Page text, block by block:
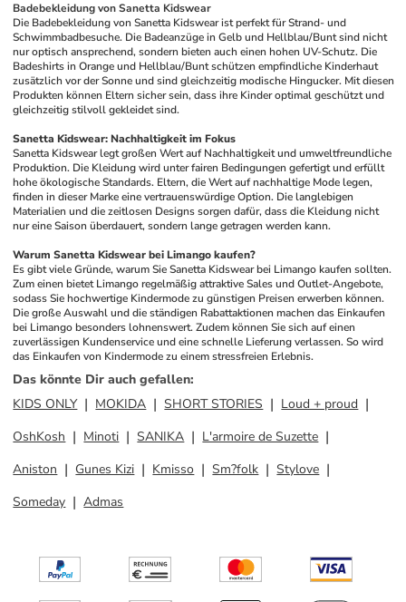
Badebekleidung von Sanetta Kidswear
Die Badebekleidung von Sanetta Kidswear ist perfekt für Strand- und
Schwimmbadbesuche. Die Badeanzüge in Gelb und Hellblau/Bunt sind nicht
nur optisch ansprechend, sondern bieten auch einen hohen UV-Schutz. Die
Badeshirts in Orange und Hellblau/Bunt schützen empfindliche Kinderhaut
zusätzlich vor der Sonne und sind gleichzeitig modische Hingucker. Mit diesen
Produkten können Eltern sicher sein, dass ihre Kinder optimal geschützt und
gleichzeitig stilvoll gekleidet sind.
Sanetta Kidswear: Nachhaltigkeit im Fokus
Sanetta Kidswear legt großen Wert auf Nachhaltigkeit und umweltfreundliche
Produktion. Die Kleidung wird unter fairen Bedingungen gefertigt und erfüllt
hohe ökologische Standards. Eltern, die Wert auf nachhaltige Mode legen,
finden in dieser Marke eine vertrauenswürdige Option. Die langlebigen
Materialien und die zeitlosen Designs sorgen dafür, dass die Kleidung nicht
nur eine Saison überdauert, sondern lange getragen werden kann.
Warum Sanetta Kidswear bei Limango kaufen?
Es gibt viele Gründe, warum Sie Sanetta Kidswear bei Limango kaufen sollten.
Zum einen bietet Limango regelmäßig attraktive Sales und Outlet-Angebote,
sodass Sie hochwertige Kindermode zu günstigen Preisen erwerben können.
Die große Auswahl und die ständigen Rabattaktionen machen das Einkaufen
bei Limango besonders lohnenswert. Zudem können Sie sich auf einen
zuverlässigen Kundenservice und eine schnelle Lieferung verlassen. So wird
das Einkaufen von Kindermode zu einem stressfreien Erlebnis.
Das könnte Dir auch gefallen:
KIDS ONLY
MOKIDA SHORT STORIES
Loud + proud
OshKosh
Minoti SANIKA
L'armoire de Suzette
Aniston
Gunes Kizi Kmisso Sm?folk
Stylove
Someday
Admas